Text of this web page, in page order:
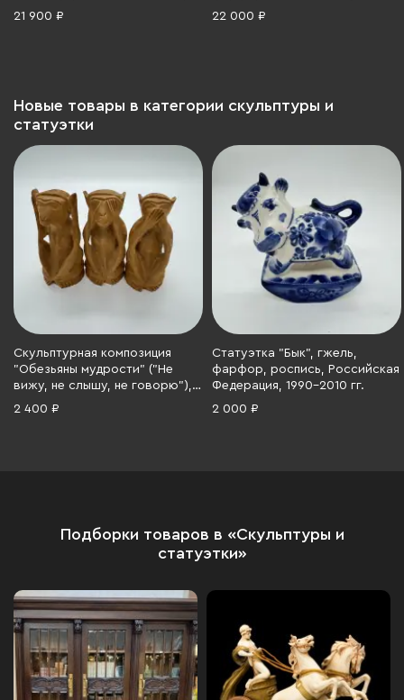
фарфор, роспись, Германия,
21 900 ₽
фарфор, роспись, люстр,
22 000 ₽
Новые товары в категории скульптуры и
статуэтки
Скульптурная композиция
"Обезьяны мудрости" ("Не
вижу, не слышу, не говорю"),
дерево, резьба, 1970-1990 гг.
2 400 ₽
Статуэтка "Бык", гжель,
фарфор, роспись, Российская
Федерация, 1990-2010 гг.
2 000 ₽
Подборки товаров в «Скульптуры и
статуэтки»